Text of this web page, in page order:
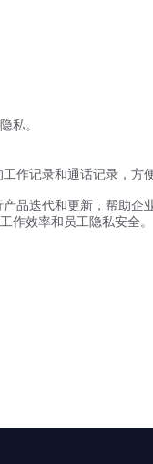
私。
作记录和通话记录，方
品迭代和更新，帮助企
作效率和员工隐私安全。